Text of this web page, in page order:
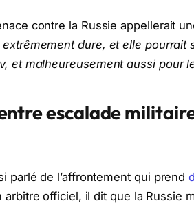
contre la Russie appellerait
dure, et elle pourrait
et malheureusement aussi pour
escalade
parlé de l’affrontement qui prend
arbitre officiel, il dit que la Russie